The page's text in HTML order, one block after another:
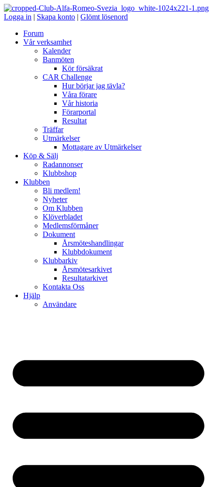
Logga in | Skapa konto | Glömt lösenord
Forum
Vår verksamhet
Kalender
Banmöten
Kör försäkrat
CAR Challenge
Hur börjar jag tävla?
Våra förare
Vår historia
Förarportal
Resultat
Träffar
Utmärkelser
Mottagare av Utmärkelser
Köp & Sälj
Radannonser
Klubbshop
Klubben
Bli medlem!
Nyheter
Om Klubben
Klöverbladet
Medlemsförmåner
Dokument
Årsmöteshandlingar
Klubbdokument
Klubbarkiv
Årsmötesarkivet
Resultatarkivet
Kontakta Oss
Hjälp
Användare